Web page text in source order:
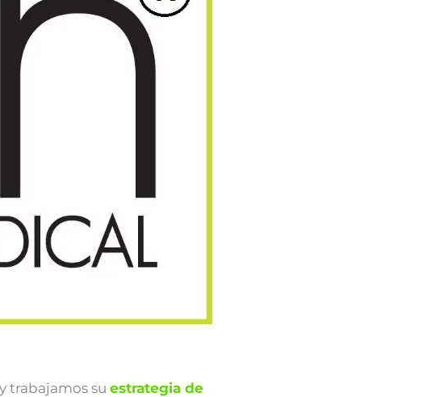
trabajamos su estrategia de